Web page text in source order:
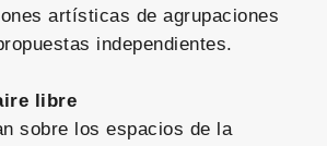
artísticas de agrupaciones
independientes.
libre
sobre los espacios de la